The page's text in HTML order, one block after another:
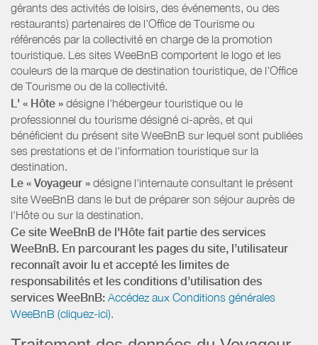
gérants des activités de loisirs, des événements, ou des
restaurants) partenaires de l’Office de Tourisme ou
référencés par la collectivité en charge de la promotion
touristique. Les sites WeeBnB comportent le logo et les
couleurs de la marque de destination touristique, de l’Office
de Tourisme ou de la collectivité.
L' « Hôte » désigne l'hébergeur touristique ou le
professionnel du tourisme désigné ci-après, et qui
bénéficient du présent site WeeBnB sur lequel sont publiées
ses prestations et de l'information touristique sur la
destination.
Le « Voyageur » désigne l'internaute consultant le présent
site WeeBnB dans le but de préparer son séjour auprès de
l'Hôte ou sur la destination.
Ce site WeeBnB de l'Hôte fait partie des services
WeeBnB. En parcourant les pages du site, l’utilisateur
reconnaît avoir lu et accepté les limites de
responsabilités et les conditions d’utilisation des
services WeeBnB: Accédez aux Conditions générales
WeeBnB (cliquez-ici).